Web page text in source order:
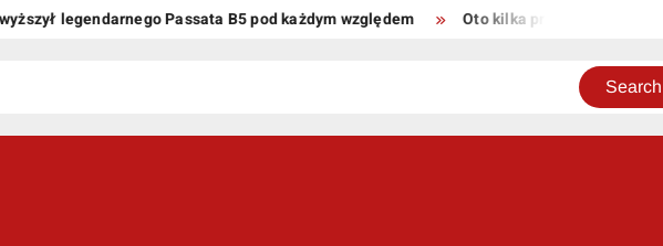
legendarnego Passata B5 pod każdym względem Oto kilka propozycji unikalnych